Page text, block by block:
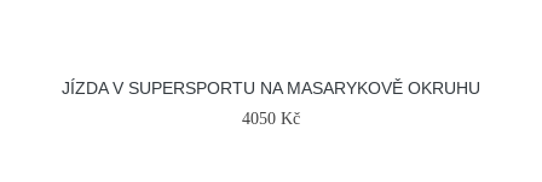
JÍZDA V SUPERSPORTU NA MASARYKOVĚ OKRUHU
4050 Kč